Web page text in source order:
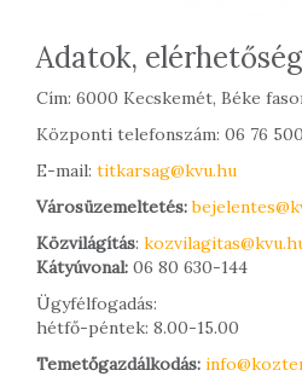
Adatok,
Cím: 6000 Kecskemét, Béke
Központi telefonszám: 06 76
E-mail: titkarsag@kvu.hu
Városüzemeltetés:
Közvilágítás:
Kátyúvonal: 06 80 630-144
Ügyfélfogadás:
hétfő-péntek: 8.00-15.00
Temetőgazdálkodás: